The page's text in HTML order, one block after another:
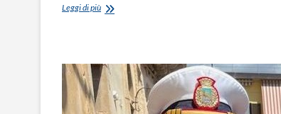
Leggi di piùIVASS:
AGOSTO
2023